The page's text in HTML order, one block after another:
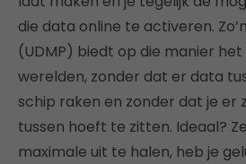
die data online te activeren.
(UDMP) biedt op die manier
werelden, zonder dat er data
schip raken en zonder dat je er
tussen hoeft te zitten. Ideaal?
maximale uit te halen, heb je